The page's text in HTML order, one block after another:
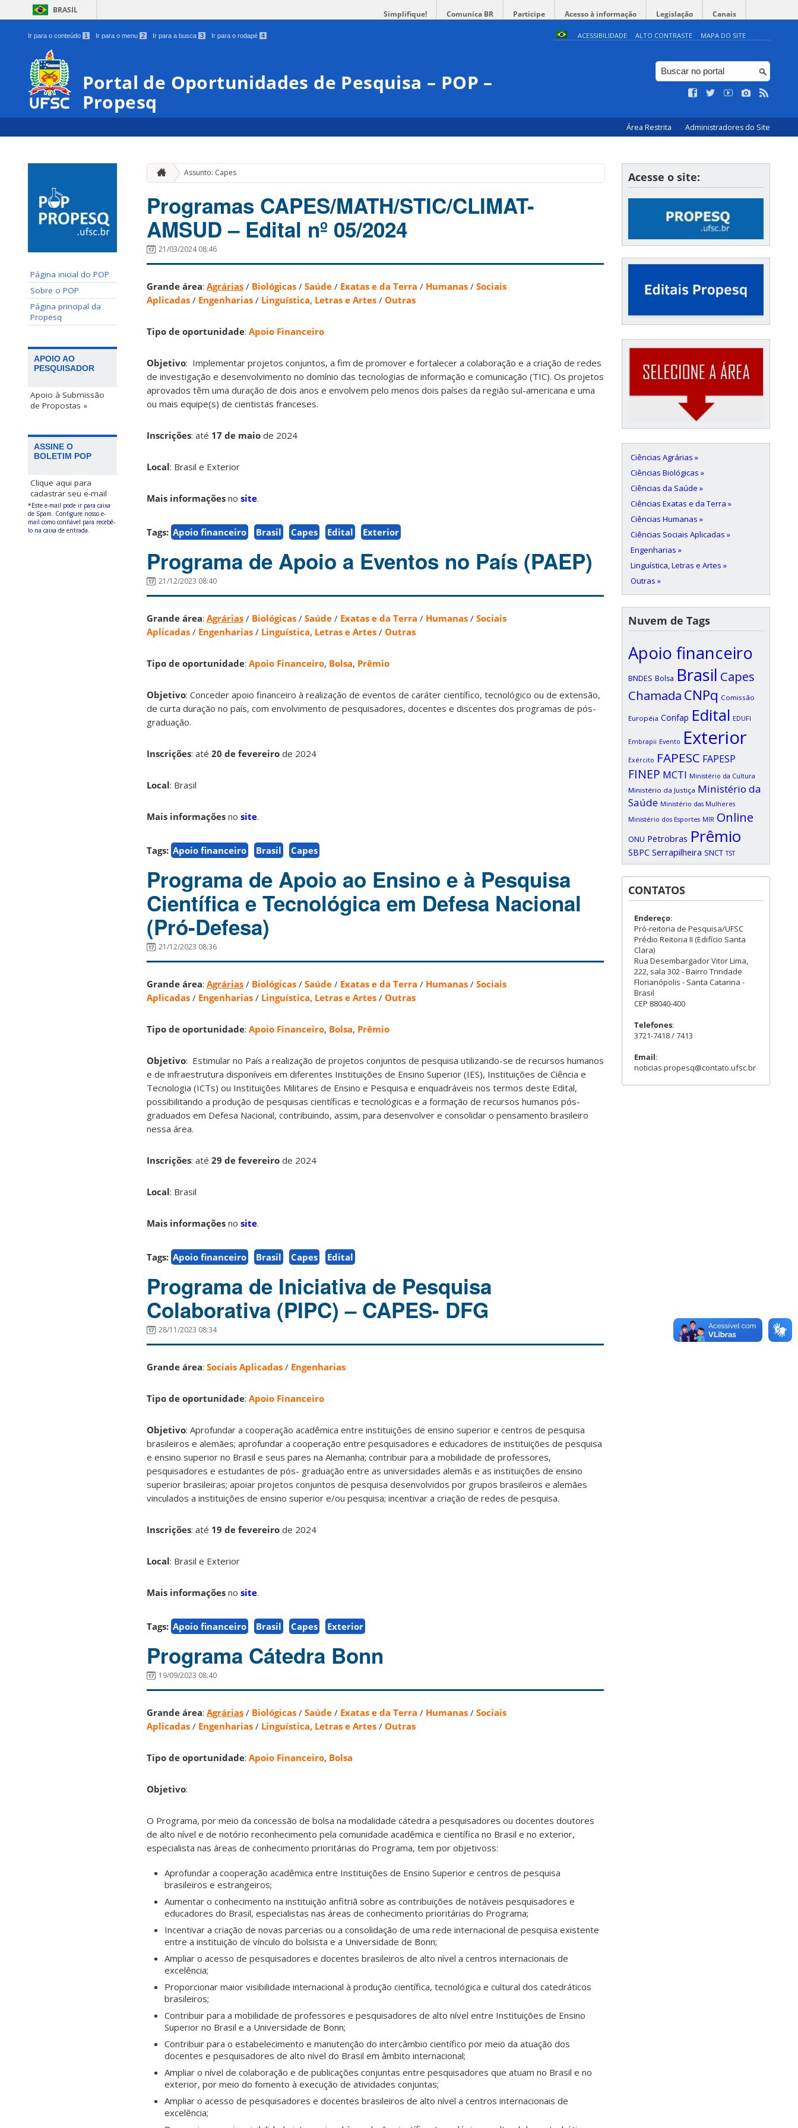
BRASIL Simplifique! Comunica BR Participe Acesso à informação Legislação Canais
Ir para o conteúdo 1 Ir para o menu 2 Ir para a busca 3 Ir para o rodapé 4 ACESSIBILIDADE ALTO CONTRASTE MAPA DO SITE
Portal de Oportunidades de Pesquisa – POP –
Propesq
Área Restrita Administradores do Site
Página inicial do POP
Sobre o POP
Página principal da
Propesq
APOIO AO
PESQUISADOR
Apoio à Submissão
de Propostas »
ASSINE O
BOLETIM POP
Clique aqui para
cadastrar seu e-mail
*Este e-mail pode ir para caixa
de Spam. Configure nosso e-
mail como confiável para recebê-
lo na caixa de entrada.
Assunto: Capes
Programas CAPES/MATH/STIC/CLIMAT-
AMSUD – Edital nº 05/2024
21/03/2024 08:46
Grande área: Agrárias / Biológicas / Saúde / Exatas e da Terra / Humanas / Sociais
Aplicadas / Engenharias / Linguística, Letras e Artes / Outras
Tipo de oportunidade: Apoio Financeiro
Objetivo: Implementar projetos conjuntos, a fim de promover e fortalecer a colaboração e a criação de redes
de investigação e desenvolvimento no domínio das tecnologias de informação e comunicação (TIC). Os projetos
aprovados têm uma duração de dois anos e envolvem pelo menos dois países da região sul-americana e uma
ou mais equipe(s) de cientistas franceses.
Inscrições: até 17 de maio de 2024
Local: Brasil e Exterior
Mais informações no site.
Tags: Apoio financeiro Brasil Capes Edital Exterior
Programa de Apoio a Eventos no País (PAEP)
21/12/2023 08:40
Grande área: Agrárias / Biológicas / Saúde / Exatas e da Terra / Humanas / Sociais
Aplicadas / Engenharias / Linguística, Letras e Artes / Outras
Tipo de oportunidade: Apoio Financeiro, Bolsa, Prêmio
Objetivo: Conceder apoio financeiro à realização de eventos de caráter científico, tecnológico ou de extensão,
de curta duração no país, com envolvimento de pesquisadores, docentes e discentes dos programas de pós-
graduação.
Inscrições: até 20 de fevereiro de 2024
Local: Brasil
Mais informações no site.
Tags: Apoio financeiro Brasil Capes
Programa de Apoio ao Ensino e à Pesquisa
Científica e Tecnológica em Defesa Nacional
(Pró-Defesa)
21/12/2023 08:36
Grande área: Agrárias / Biológicas / Saúde / Exatas e da Terra / Humanas / Sociais
Aplicadas / Engenharias / Linguística, Letras e Artes / Outras
Tipo de oportunidade: Apoio Financeiro, Bolsa, Prêmio
Objetivo: Estimular no País a realização de projetos conjuntos de pesquisa utilizando-se de recursos humanos
e de infraestrutura disponíveis em diferentes Instituições de Ensino Superior (IES), Instituições de Ciência e
Tecnologia (ICTs) ou Instituições Militares de Ensino e Pesquisa e enquadráveis nos termos deste Edital,
possibilitando a produção de pesquisas científicas e tecnológicas e a formação de recursos humanos pós-
graduados em Defesa Nacional, contribuindo, assim, para desenvolver e consolidar o pensamento brasileiro
nessa área.
Inscrições: até 29 de fevereiro de 2024
Local: Brasil
Mais informações no site.
Tags: Apoio financeiro Brasil Capes Edital
Programa de Iniciativa de Pesquisa
Colaborativa (PIPC) – CAPES- DFG
28/11/2023 08:34
Grande área: Sociais Aplicadas / Engenharias
Tipo de oportunidade: Apoio Financeiro
Objetivo: Aprofundar a cooperação acadêmica entre instituições de ensino superior e centros de pesquisa
brasileiros e alemães; aprofundar a cooperação entre pesquisadores e educadores de instituições de pesquisa
e ensino superior no Brasil e seus pares na Alemanha; contribuir para a mobilidade de professores,
pesquisadores e estudantes de pós- graduação entre as universidades alemãs e as instituições de ensino
superior brasileiras; apoiar projetos conjuntos de pesquisa desenvolvidos por grupos brasileiros e alemães
vinculados a instituições de ensino superior e/ou pesquisa; incentivar a criação de redes de pesquisa.
Inscrições: até 19 de fevereiro de 2024
Local: Brasil e Exterior
Mais informações no site.
Tags: Apoio financeiro Brasil Capes Exterior
Programa Cátedra Bonn
19/09/2023 08:40
Grande área: Agrárias / Biológicas / Saúde / Exatas e da Terra / Humanas / Sociais
Aplicadas / Engenharias / Linguística, Letras e Artes / Outras
Tipo de oportunidade: Apoio Financeiro, Bolsa
Objetivo:
O Programa, por meio da concessão de bolsa na modalidade cátedra a pesquisadores ou docentes doutores
de alto nível e de notório reconhecimento pela comunidade acadêmica e científica no Brasil e no exterior,
especialista nas áreas de conhecimento prioritárias do Programa, tem por objetivoss:
Aprofundar a cooperação acadêmica entre Instituições de Ensino Superior e centros de pesquisa
brasileiros e estrangeiros;
Aumentar o conhecimento na instituição anfitriã sobre as contribuições de notáveis pesquisadores e
educadores do Brasil, especialistas nas áreas de conhecimento prioritárias do Programa;
Incentivar a criação de novas parcerias ou a consolidação de uma rede internacional de pesquisa existente
entre a instituição de vínculo do bolsista e a Universidade de Bonn;
Ampliar o acesso de pesquisadores e docentes brasileiros de alto nível a centros internacionais de
excelência;
Proporcionar maior visibilidade internacional à produção científica, tecnológica e cultural dos catedráticos
brasileiros;
Contribuir para a mobilidade de professores e pesquisadores de alto nível entre Instituições de Ensino
Superior no Brasil e a Universidade de Bonn;
Contribuir para o estabelecimento e manutenção do intercâmbio científico por meio da atuação dos
docentes e pesquisadores de alto nível do Brasil em âmbito internacional;
Ampliar o nível de colaboração e de publicações conjuntas entre pesquisadores que atuam no Brasil e no
exterior, por meio do fomento à execução de atividades conjuntas;
Ampliar o acesso de pesquisadores e docentes brasileiros de alto nível a centros internacionais de
excelência;
Acesse o site:
Ciências Agrárias »
Ciências Biológicas »
Ciências da Saúde »
Ciências Exatas e da Terra »
Ciências Humanas »
Ciências Sociais Aplicadas »
Engenharias »
Linguística, Letras e Artes »
Outras »
Nuvem de Tags
Apoio financeiro
BNDES Bolsa Brasil Capes
Chamada CNPq Comissão
Européia Confap Edital EDUFI
Embrapii Evento Exterior
Exército FAPESC FAPESP
FINEP MCTI Ministério da Cultura
Ministério da Justiça Ministério da
Saúde Ministério das Mulheres
Ministério dos Esportes MIR Online
ONU Petrobras Prêmio
SBPC Serrapilheira SNCT TST
CONTATOS
Endereço:
Pró-reitoria de Pesquisa/UFSC
Prédio Reitoria II (Edifício Santa
Clara)
Rua Desembargador Vitor Lima,
222, sala 302 - Bairro Trindade
Florianópolis - Santa Catarina -
Brasil
CEP 88040-400
Telefones:
3721-7418 / 7413
Email:
noticias.propesq@contato.ufsc.br